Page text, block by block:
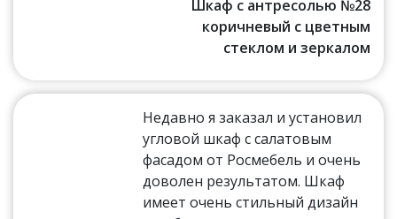
Шкаф с антресолью №28
коричневый с цветным
стеклом и зеркалом
Недавно я заказал и установил
угловой шкаф с салатовым
фасадом от Росмебель и очень
доволен результатом. Шкаф
имеет очень стильный дизайн